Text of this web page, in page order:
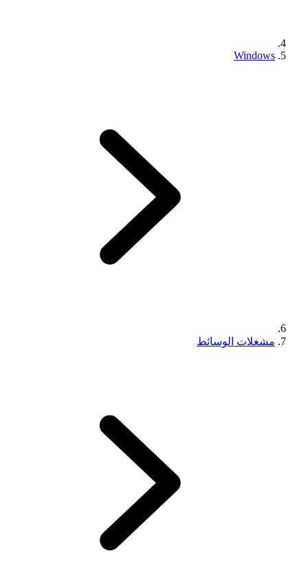
Windows
مشغلات الوسائط